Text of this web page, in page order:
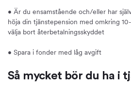
• Är du ensamstående och/eller har
höja din tjänstepension med omkring
välja bort återbetalningsskyddet
• Spara i fonder med låg avgift
Så mycket bör du ha i